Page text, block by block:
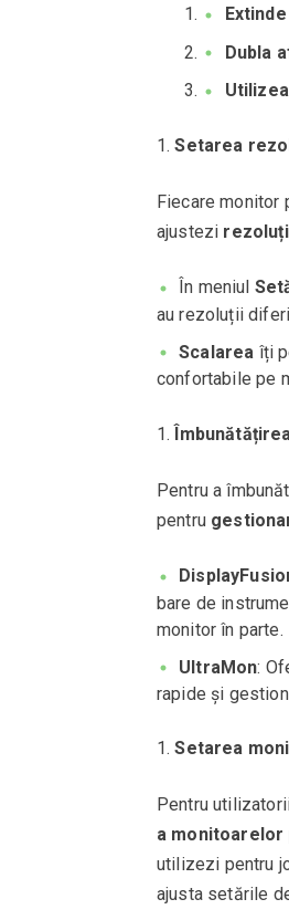
Dubla
Setarea
Fiecare
ajustezi
În meniul
au rezoluții
Scalarea îți
confortabile pe
Pentru a
pentru
bare de
monitor în parte.
UltraMon:
rapide și
Setarea
Pentru
a
utilizezi pentru
ajusta setările